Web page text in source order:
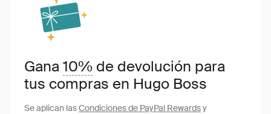
Gana10% de devolución para
tus compras en Hugo Boss
Se aplican lasCondiciones de PayPal Rewardsy